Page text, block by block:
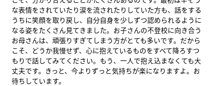
な表情をされていたり涙を流されたりしていた方も、話をする
うちに笑顔を取り戻し、自分自身を少しずつ認められるように
なる姿をたくさん見てきました。お子さんの不登校に向き合う
お母さんは、頑張りすぎてしまう方がとても多いです。だから
こそ、どうか我慢せず、心に抱えているものをすべて降ろすつ
もりで話してみてください。もう、一人で抱え込まなくても大
丈夫です。きっと、今よりずっと気持ちが楽になりますよ。お
待ちしています。